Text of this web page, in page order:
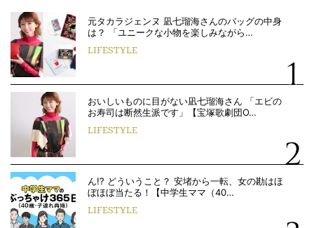
元タカラジェンヌ 凪七瑠海さんのバッグの中身
は？ 「ユニークな小物を楽しみながら…
LIFESTYLE
おいしいものに目がない凪七瑠海さん 「エビの
お寿司は断然生派です」【宝塚歌劇団O…
LIFESTYLE
ん!? どういうこと？ 安堵から一転、女の勘はほ
ぼほぼ当たる！【中学生ママ（40…
LIFESTYLE